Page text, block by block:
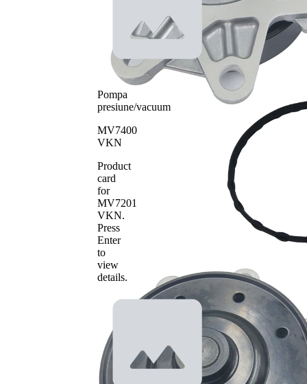
Tip constructiv
pompa apa
actioanre
curea
transmizie
caneluri
Pompa
presiune/vacuum
MV7400
VKN
Product
card
for
MV7201
VKN.
Press
Enter
to
view
details.